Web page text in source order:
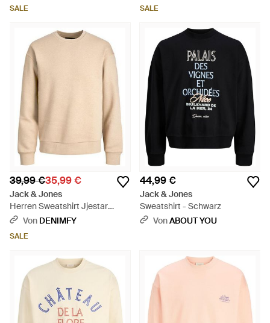
SALE SALE
39,99 €35,99 €
Jack & Jones
Herren Sweatshirt Jjestar
Basic - Natur
Von DENIMFY
SALE
44,99 €
Jack & Jones
Sweatshirt - Schwarz
VonABOUT YOU